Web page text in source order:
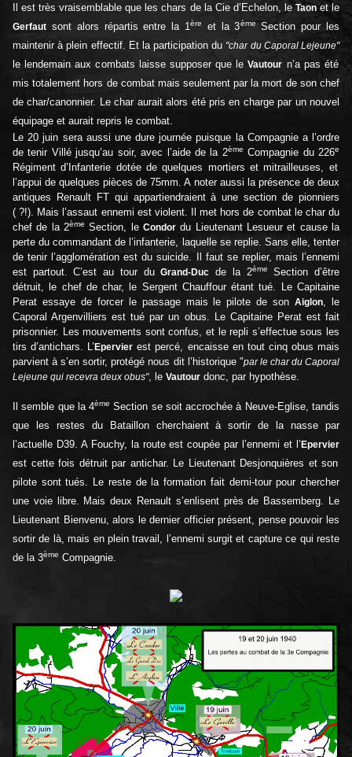
Il est très vraisemblable que les chars de la Cie d’Echelon, le Taonet le
Gerfaut sont alors répartis entre la 1 ère et la 3èmeSection pour les
maintenir à plein effectif. Et la participation du "char du Caporal Lejeune"
le lendemain aux combats laisse supposer que leVautour n’a pas été
mis totalement hors de combat mais seulement par la mort de son chef
de char/canonnier. Le char aurait alors été pris en charge par un nouvel
équipage et aurait repris le combat.
Le 20 juin sera aussi une dure journée puisque la Compagnie a l’ordre
de tenir Villé jusqu’au soir, avec l’aide de la 2ème Compagnie du 226e
Régiment d’Infanterie dotée de quelques mortiers et mitrailleuses, et
l’appui de quelques pièces de 75mm. A noter aussi la présence de deux
antiques Renault FT qui appartiendraient à une section de pionniers
( ?!). Mais l’assaut ennemi est violent. Il met hors de combat le char du
chef de la 2ème Section, le Condor du Lieutenant Lesueur et cause la
perte du commandant de l’infanterie, laquelle se replie. Sans elle, tenter
de tenir l’agglomération est du suicide. Il faut se replier, mais l’ennemi
est partout. C’est au tour duGrand-Duc de la 2ème
Section d’être
détruit, le chef de char, le Sergent Chauffour étant tué. Le Capitaine
Perat essaye de forcer le passage mais le pilote de sonAiglon , le
Caporal Argenvilliers est tué par un obus. Le Capitaine Perat est fait
prisonnier. Les mouvements sont confus, et le repli s’effectue sous les
tirs d’antichars. L’Epervier est percé, encaisse en tout cinq obus mais
parvient à s’en sortir, protégé nous dit l’historique "par le char du Caporal
Lejeune qui recevra deux obus", le Vautour donc, par hypothèse.
Il semble que la 4ème Section se soit accrochée à Neuve-Eglise, tandis
que les restes du Bataillon cherchaient à sortir de la nasse par
l’actuelle D39. A Fouchy, la route est coupée par l’ennemi et l’Epervier
est cette fois détruit par antichar. Le Lieutenant Desjonquières et son
pilote sont tués. Le reste de la formation fait demi-tour pour chercher
une voie libre. Mais deux Renault s’enlisent près de Bassemberg. Le
Lieutenant Bienvenu, alors le dernier officier présent, pense pouvoir les
sortir de là, mais en plein travail, l’ennemi surgit et capture ce qui reste
de la 3ème Compagnie.